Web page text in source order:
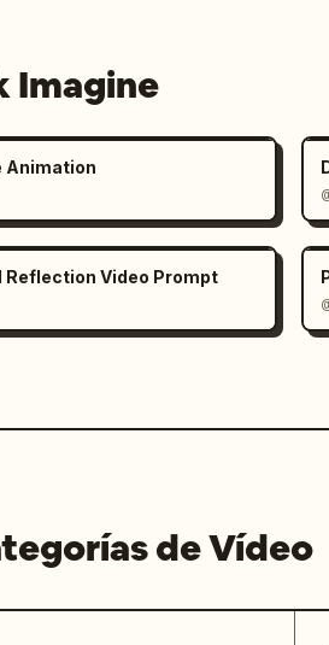
Imagine
Animation
Reflection Video Prompt
de Vídeo